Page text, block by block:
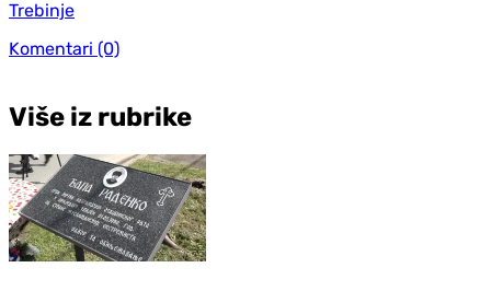
Trebinje
Komentari (0)
Više iz rubrike